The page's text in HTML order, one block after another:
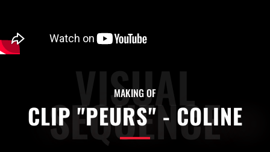
VISUAL
SEQUENCE
MAKING OF
CLIP "PEURS" - COLINE